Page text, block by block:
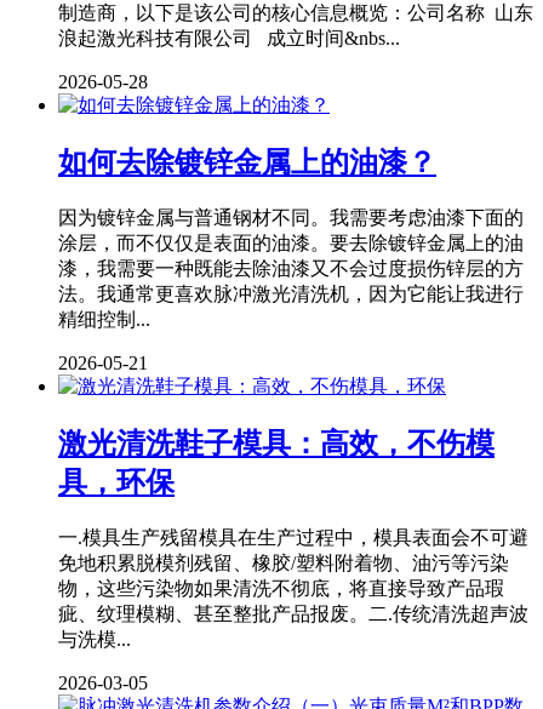
制造商，以下是该公司的核心信息概览：公司名称 山东
浪起激光科技有限公司 成立时间&nbs...
2026-05-28
如何去除镀锌金属上的油漆？
因为镀锌金属与普通钢材不同。我需要考虑油漆下面的
涂层，而不仅仅是表面的油漆。要去除镀锌金属上的油
漆，我需要一种既能去除油漆又不会过度损伤锌层的方
法。我通常更喜欢脉冲激光清洗机，因为它能让我进行
精细控制...
2026-05-21
激光清洗鞋子模具：高效，不伤模
具，环保
一.模具生产残留模具在生产过程中，模具表面会不可避
免地积累脱模剂残留、橡胶/塑料附着物、油污等污染
物，这些污染物如果清洗不彻底，将直接导致产品瑕
疵、纹理模糊、甚至整批产品报废。二.传统清洗超声波
与洗模...
2026-03-05